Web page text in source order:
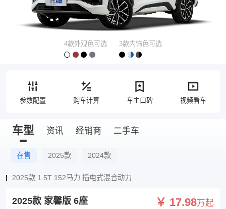
4款外观色可选 3款内饰色可选
参数配置 购车计算 车主口碑 视频看车
车型 资讯 经销商 二手车
在售 2025款 2024款
2025款 1.5T 152马力 插电式混合动力
2025款 家馨版 6座 ￥ 17.98万起